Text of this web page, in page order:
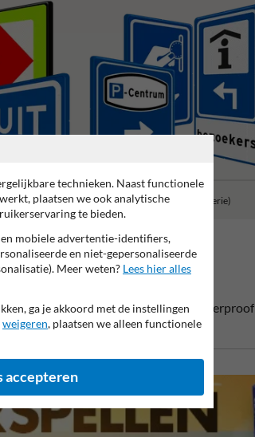
Parkeerbewegwijzering (BW-serie)
Anti-graffiti laminaat 99% Hufterproof
technieken. Naast functionele
plaatsen we ook analytische
te bieden.
mobiele advertentie-identifiers,
en niet-gepersonaliseerde
Meer weten? Lees hier alles
ga je akkoord met de instellingen
weigeren, plaatsen we alleen functionele
accepteren